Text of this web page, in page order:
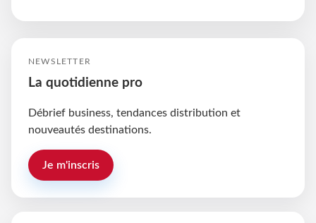
NEWSLETTER
La quotidienne pro
Débrief business, tendances distribution et
nouveautés destinations.
Je m'inscris